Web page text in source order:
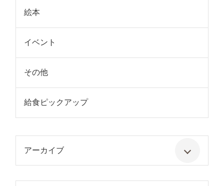
絵本
イベント
その他
給食ピックアップ
アーカイブ